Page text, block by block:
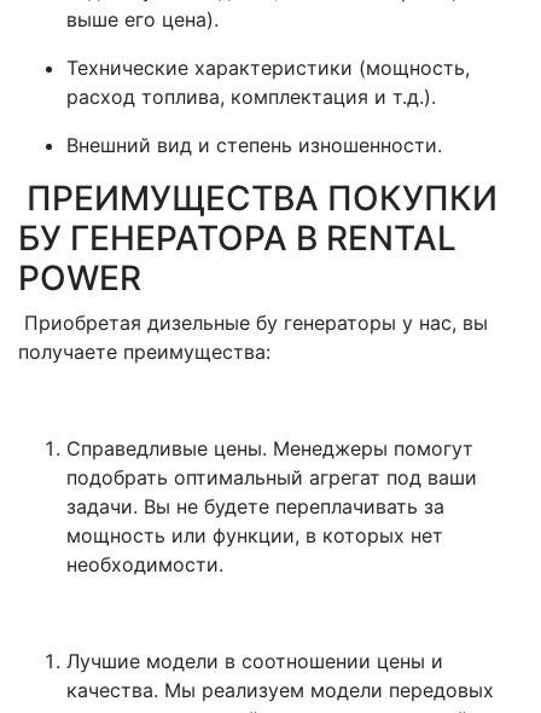
выше его цена).
Технические характеристики (мощность,
расход топлива, комплектация и т.д.).
Внешний вид и степень изношенности.
ПРЕИМУЩЕСТВА ПОКУПКИ
БУ ГЕНЕРАТОРА В RENTAL
POWER
Приобретая дизельные бу генераторы у нас, вы
получаете преимущества:
Справедливые цены. Менеджеры помогут
подобрать оптимальный агрегат под ваши
задачи. Вы не будете переплачивать за
мощность или функции, в которых нет
необходимости.
Лучшие модели в соотношении цены и
качества. Мы реализуем модели передовых